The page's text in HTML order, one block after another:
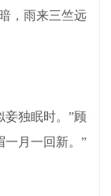
，雨来三竺远
独眠时。”顾
一月一回新。”